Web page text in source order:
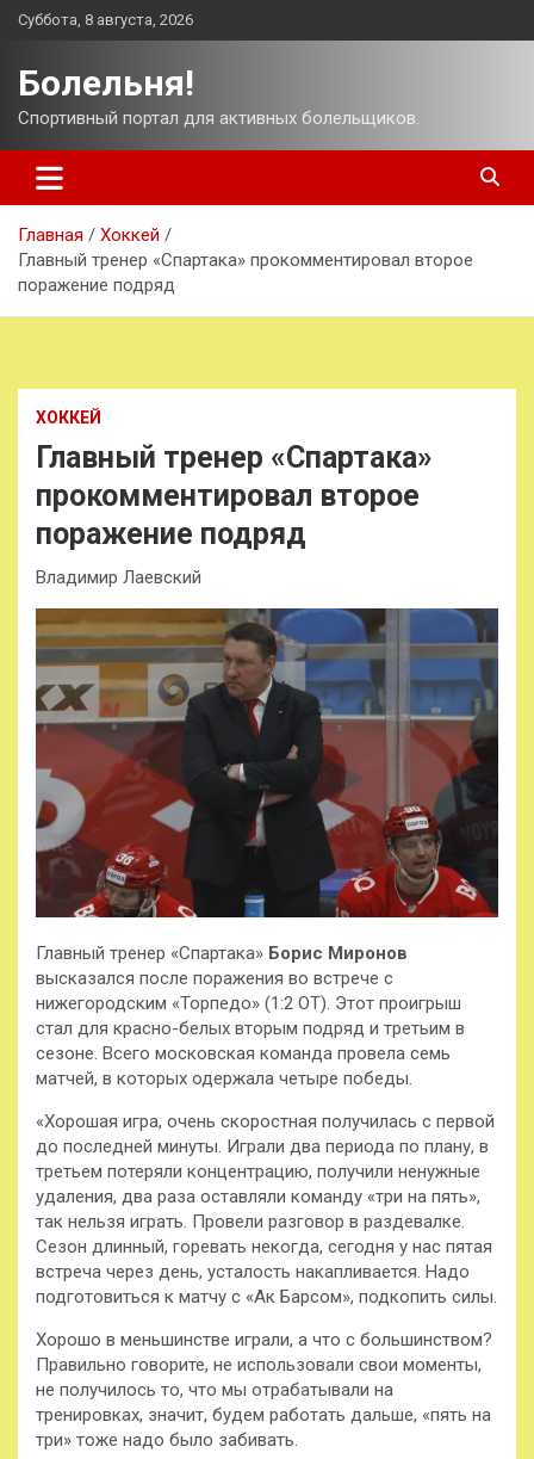
Перейти
Суббота, 8 августа, 2026
Болельня!
Спортивный портал для активных болельщиков.
Главная
Хоккей
Главный тренер «Спартака» прокомментировал второе
поражение подряд
ХОККЕЙ
Главный тренер «Спартака»
прокомментировал второе
поражение подряд
Владимир Лаевский
Главный тренер «Спартака» Борис Миронов
высказался после поражения во встрече с
нижегородским «Торпедо» (1:2 ОТ). Этот проигрыш
стал для красно-белых вторым подряд и третьим в
сезоне. Всего московская команда провела семь
матчей, в которых одержала четыре победы.
«Хорошая игра, очень скоростная получилась с первой
до последней минуты. Играли два периода по плану, в
третьем потеряли концентрацию, получили ненужные
удаления, два раза оставляли команду «три на пять»,
так нельзя играть. Провели разговор в раздевалке.
Сезон длинный, горевать некогда, сегодня у нас пятая
встреча через день, усталость накапливается. Надо
подготовиться к матчу с «Ак Барсом», подкопить силы.
Хорошо в меньшинстве играли, а что с большинством?
Правильно говорите, не использовали свои моменты,
не получилось то, что мы отрабатывали на
тренировках, значит, будем работать дальше, «пять на
три» тоже надо было забивать.